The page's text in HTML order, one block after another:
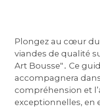
Plongez au cœur
viandes de qualité
Art Bousse"․ Ce
accompagnera
compréhension et
exceptionnelles, en